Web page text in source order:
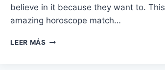
believe in it because they want to. This
amazing horoscope match…
LEER MÁS 11